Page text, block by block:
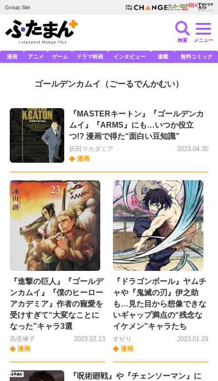
Group Site
検索 メニュー
漫画 アニメ ゲーム ドラマ映画 インタビュー 連載 無料コミック
ゴールデンカムイ （ごーるでんかむい）
『MASTERキートン』『ゴールデンカ
ムイ』『ARMS』にも…いつか役立
つ!? 漫画で得た“面白い豆知識”
折田マカダミア
漫画
2023.04.30
『進撃の巨人』『ゴールデ
ンカムイ』『僕のヒーロー
アカデミア』作者の寵愛を
受けすぎて“大変なことに
なった”キャラ3選
高塔琳子
漫画
2023.02.13
『ドラゴンボール』ヤムチ
ャや『鬼滅の刃』伊之助
も…見た目から想像できな
いギャップ満点の“残念な
イケメン”キャラたち
すがり
漫画
2023.01.29
『呪術廻戦』や『チェンソーマン』に